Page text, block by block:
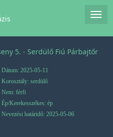
5. - Serdülő Fiú Párbajtőr
Dátum: 2025-05-11
Korosztály: serdülő
Nem: férfi
Ép/Kerekesszékes: ép
Nevezési határidő: 2025-05-06